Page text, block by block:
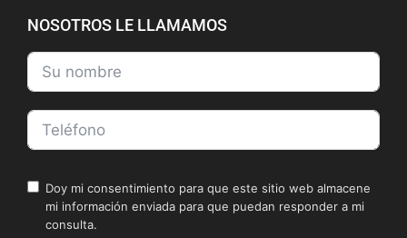
NOSOTROS LE LLAMAMOS
Doy mi consentimiento para que este sitio web almacene
mi información enviada para que puedan responder a mi
consulta.